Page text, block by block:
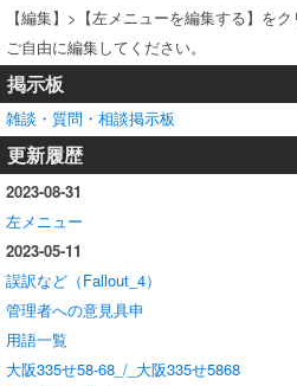
【編集】>【左メニューを編集する】を
ご自由に編集してください。
掲示板
雑談・質問・相談掲示板
更新履歴
2023-08-31
左メニュー
2023-05-11
誤訳など（Fallout_4）
管理者への意見具申
用語一覧
大阪335せ58-68_/_大阪335せ5868